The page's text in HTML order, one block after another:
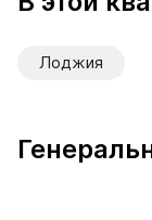
Лоджия